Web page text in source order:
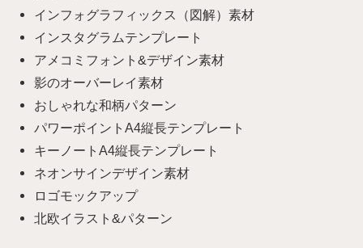
インフォグラフィックス（図解）素材
インスタグラムテンプレート
アメコミフォント&デザイン素材
影のオーバーレイ素材
おしゃれな和柄パターン
パワーポイントA4縦長テンプレート
キーノートA4縦長テンプレート
ネオンサインデザイン素材
ロゴモックアップ
北欧イラスト&パターン